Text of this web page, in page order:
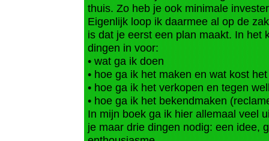
thuis. Zo heb je ook minimale
Eigenlijk loop ik daarmee al op de
is dat je eerst een plan maakt. In het
dingen in voor:
• wat ga ik doen
• hoe ga ik het maken en wat kost het
• hoe ga ik het verkopen en tegen
• hoe ga ik het bekendmaken
In mijn boek ga ik hier allemaal veel
je maar drie dingen nodig: een idee,